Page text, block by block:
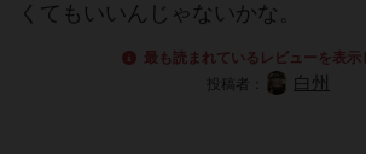
くてもいいんじゃないかな。
最も読まれているレビューを表示
投稿者：
白州